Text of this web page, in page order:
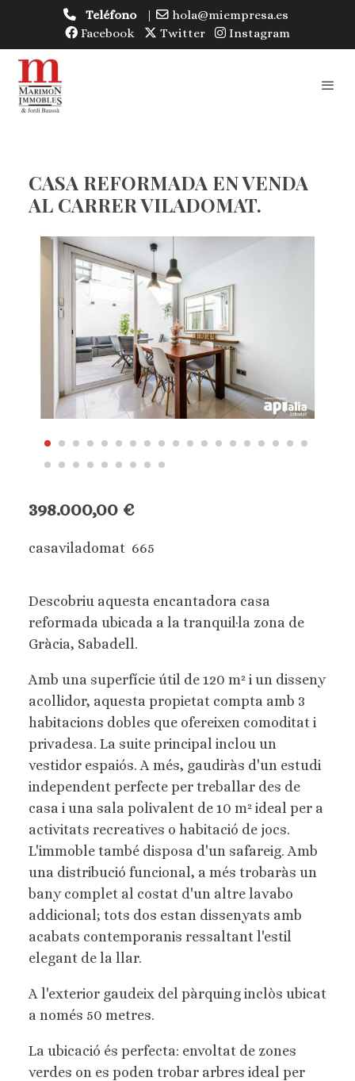
Teléfono|
hola@miempresa.es
Facebook
Twitter Instagram
CASA REFORMADA EN VENDA
AL CARRER VILADOMAT.
398.000,00 €
casaviladomat 665
Descobriu aquesta encantadora casa
reformada ubicada a la tranquil·la zona de
Gràcia, Sabadell.
Amb una superfície útil de 120 m² i un disseny
acollidor, aquesta propietat compta amb 3
habitacions dobles que ofereixen comoditat i
privadesa. La suite principal inclou un
vestidor espaiós. A més, gaudiràs d'un estudi
independent perfecte per treballar des de
casa i una sala polivalent de 10 m² ideal per a
activitats recreatives o habitació de jocs.
L'immoble també disposa d'un safareig. Amb
una distribució funcional, a més trobaràs un
bany complet al costat d'un altre lavabo
addicional; tots dos estan dissenyats amb
acabats contemporanis ressaltant l'estil
elegant de la llar.
A l'exterior gaudeix del pàrquing inclòs ubicat
a només 50 metres.
La ubicació és perfecta: envoltat de zones
verdes on es poden trobar arbres ideal per